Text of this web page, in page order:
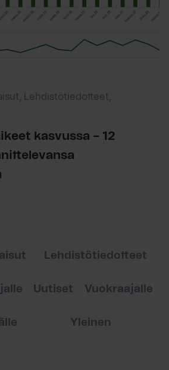
Lehdistötiedotteet,
kasvussa – 12
Lehdistötiedotteet
Uutiset Vuokraajalle
Yleinen